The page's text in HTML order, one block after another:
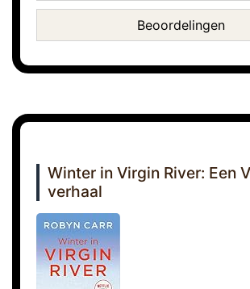
Beoordelingen
Winter in Virgin River: Een
verhaal